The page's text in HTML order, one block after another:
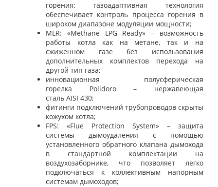
горения: газоадаптивная технология
обеспечивает контроль процесса горения в
широком диапазоне модуляции мощности;
MLR: «Methane LPG Ready» – возможность
работы котла как на метане, так и на
сжиженном газе без использования
дополнительных комплектов перехода на
другой тип газа;
инновационная полусферическая
горелка Polidoro– нержавеющая
сталь AISI 430;
фитинги подключений трубопроводов скрыты
кожухом котла;
FPS: «Flue Protection System» – защита
системы дымоудаления с помощью
установленного обратного клапана дымохода
в стандартной комплектации на
воздухозаборнике, что позволяет легко
подключаться к коллективным напорным
системам дымоходов;